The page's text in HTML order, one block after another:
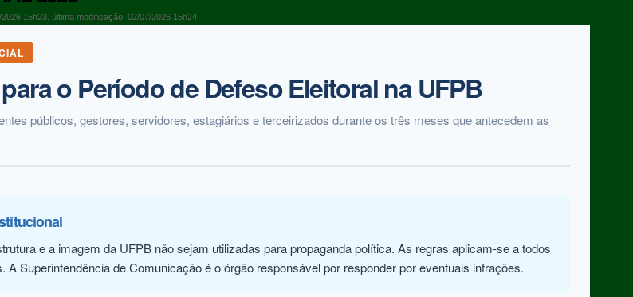
2026 15h23 ,última modificação:02/07/2026 15h24
o Período de Defeso Eleitoral na UFPB
públicos, gestores, servidores, estagiários e terceirizados durante os três meses que antecedem as
e a imagem da UFPB não sejam utilizadas para propaganda política. As regras aplicam-se a todos
A Superintendência de Comunicação é o órgão responsável por responder por eventuais infrações.